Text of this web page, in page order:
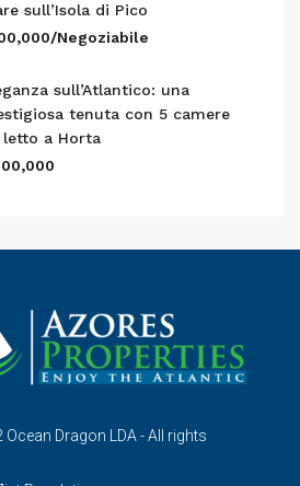
sull’Isola di Pico
Negoziabile
sull’Atlantico: una
tenuta con 5 camere
letto a Horta
Dragon LDA - All rights